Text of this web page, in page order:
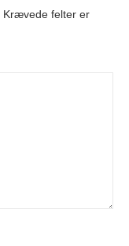
Krævede felter er